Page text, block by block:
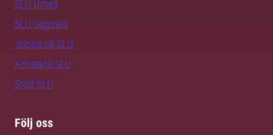
SLU Umeå
SLU Uppsala
Jobba på SLU
Kontakta SLU
Stöd SLU
Följ oss